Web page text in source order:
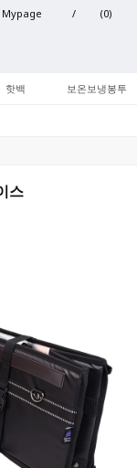
Mypage (0)
핫백 보온보냉봉투
스